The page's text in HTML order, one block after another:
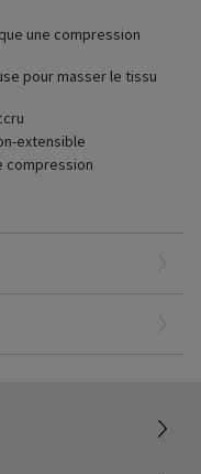
une compression
pour masser le tissu
extensible
compression
les individus aux
de stade II ou III
pressions créées
le liquide
mousse du dispositif